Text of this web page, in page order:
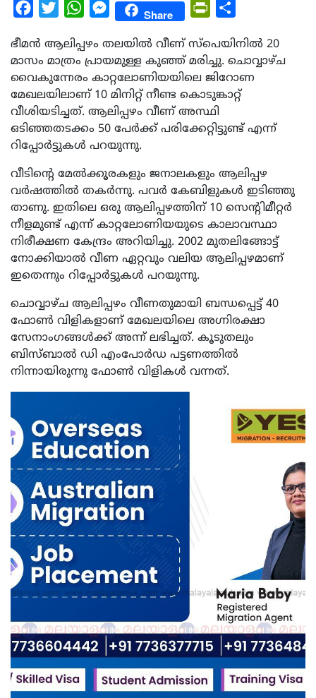
Facebook
Twitter WhatsAppMessengerShare PrintFriendly
ഭീമൻ ആലിപ്പഴം തലയിൽ വീണ് സ്പെയിനിൽ 20
മാസം മാത്രം പ്രായമുള്ള കുഞ്ഞ് മരിച്ചു. ചൊവ്വാഴ്ച
വൈകുന്നേരം കാറ്റലോണിയയിലെ ജിറോണ
മേഖലയിലാണ് 10 മിനിറ്റ് നീണ്ട കൊടുങ്കാറ്റ്
വീശിയടിച്ചത്. ആലിപ്പഴം വീണ് അസ്ഥി
ഒടിഞ്ഞതടക്കം 50 പേർക്ക് പരിക്കേറ്റിട്ടുണ്ട് എന്ന്
റിപ്പോർട്ടുകൾ പറയുന്നു.
വീടിന്റെ മേൽക്കൂരകളും ജനാലകളും ആലിപ്പഴ
വർഷത്തിൽ തകർന്നു. പവർ കേബിളുകൾ ഇടിഞ്ഞു
താണു. ഇതിലെ ഒരു ആലിപ്പഴത്തിന് 10 സെന്റിമീറ്റർ
നീളമുണ്ട് എന്ന് കാറ്റലോണിയയുടെ കാലാവസ്ഥാ
നിരീക്ഷണ കേന്ദ്രം അറിയിച്ചു. 2002 മുതലിങ്ങോട്ട്
നോക്കിയാൽ വീണ ഏറ്റവും വലിയ ആലിപ്പഴമാണ്
ഇതെന്നും റിപ്പോർട്ടുകൾ പറയുന്നു.
ചൊവ്വാഴ്ച ആലിപ്പഴം വീണതുമായി ബന്ധപ്പെട്ട് 40
ഫോൺ വിളികളാണ് മേഖലയിലെ അ​ഗ്നിരക്ഷാ
സേനാം​ഗങ്ങൾക്ക് അന്ന് ലഭിച്ചത്. കൂടുതലും
ബിസ്ബാൽ ഡി എംപോർഡ പട്ടണത്തിൽ
നിന്നായിരുന്നു ഫോൺ വിളികൾ വന്നത്.